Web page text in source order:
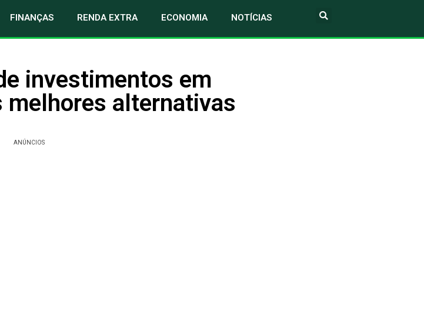
FINANÇAS RENDA EXTRA ECONOMIA NOTÍCIAS
investimentos em
melhores alternativas
ANÚNCIOS